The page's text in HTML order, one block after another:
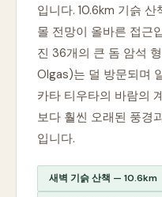
입니다. 10.6km 기슭 산
몰 전망이 올바른 접근
진 36개의 큰 돔 암석
Olgas)는 덜 방문되며
카타 티우타의 바람의
보다 훨씬 오래된 풍경
입니다.
새벽 기슭 산책 — 10.6km